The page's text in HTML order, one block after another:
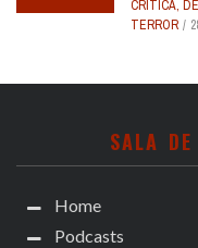
CRÍTICA,
TERROR
SALA
Home
Podcasts